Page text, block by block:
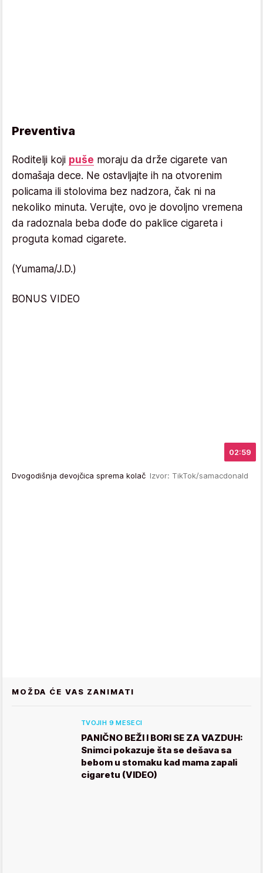
Preventiva
Roditelji koji puše moraju da drže cigarete van
domašaja dece. Ne ostavljajte ih na otvorenim
policama ili stolovima bez nadzora, čak ni na
nekoliko minuta. Verujte, ovo je dovoljno vremena
da radoznala beba dođe do paklice cigareta i
proguta komad cigarete.
(Yumama/J.D.)
BONUS VIDEO
02:59
Dvogodišnja devojčica sprema kolač Izvor: TikTok/samacdonald
MOŽDA ĆE VAS ZANIMATI
TVOJIH 9 MESECI
PANIČNO BEŽI I BORI SE ZA VAZDUH:
Snimci pokazuje šta se dešava sa
bebom u stomaku kad mama zapali
cigaretu (VIDEO)